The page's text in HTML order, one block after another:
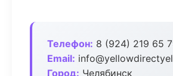
Телефон: 8 (924) 219 65
Email:
Город: Челябинск